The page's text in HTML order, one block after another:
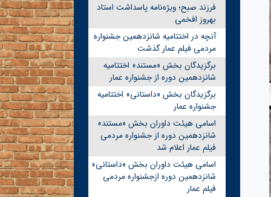
فرزند صبح؛ ویژه‌نامه پاسداشت استاد
بهروز افخمی
آنچه در اختتامیه شانزدهمین جشنواره
مردمی فیلم عمار گذشت
برگزیدگان بخش «مستند» اختتامیه
شانزدهمین دوره از جشنواره عمار
برگزیدگان بخش «داستانی» اختتامیه
جشنواره عمار
اسامی هیئت داوران بخش «مستند»
شانزدهمین دوره از جشنواره مردمی
فیلم عمار اعلام شد
اسامی هیئت داوران بخش «داستانی»
شانزدهمین دوره ازجشنواره مردمی
فیلم عمار